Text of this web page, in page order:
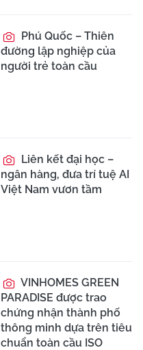
Phú Quốc – Thiên
đường lập nghiệp của
người trẻ toàn cầu
Liên kết đại học –
ngân hàng, đưa trí tuệ AI
Việt Nam vươn tầm
VINHOMES GREEN
PARADISE được trao
chứng nhận thành phố
thông minh dựa trên tiêu
chuẩn toàn cầu ISO